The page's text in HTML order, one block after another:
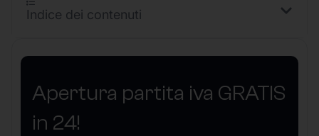
Apertura partita iva GRATIS
in 24!
Indice dei contenuti